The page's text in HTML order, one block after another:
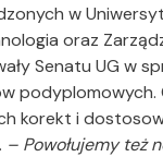
w
oraz
Senatu UG w
podyplomowych.
korekt i
– Powołujemy też